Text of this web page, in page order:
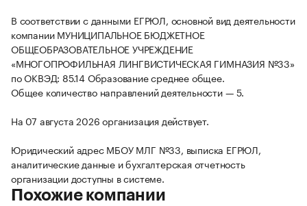
В соответствии с данными ЕГРЮЛ, основной вид деятельности
компании МУНИЦИПАЛЬНОЕ БЮДЖЕТНОЕ
ОБЩЕОБРАЗОВАТЕЛЬНОЕ УЧРЕЖДЕНИЕ
«МНОГОПРОФИЛЬНАЯ ЛИНГВИСТИЧЕСКАЯ ГИМНАЗИЯ №33»
по ОКВЭД: 85.14 Образование среднее общее.
Общее количество направлений деятельности — 5.
На 07 августа 2026 организация действует.
Юридический адрес МБОУ МЛГ №33, выписка ЕГРЮЛ,
аналитические данные и бухгалтерская отчетность
организации доступны в системе.
Похожие компании